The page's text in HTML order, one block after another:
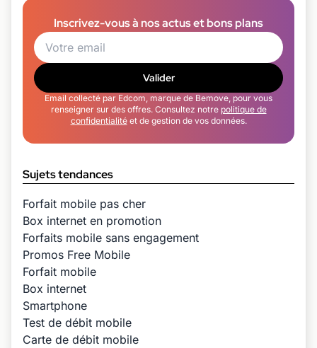
Inscrivez-vous à nos actus et bons plans
Valider
Email collecté par Edcom, marque de Bemove, pour vous
renseigner sur des offres. Consultez notre politique de
confidentialitéet de gestion de vos données.
Sujets tendances
Forfait mobile pas cher
Box internet en promotion
Forfaits mobile sans engagement
Promos Free Mobile
Forfait mobile
Box internet
Smartphone
Test de débit mobile
Carte de débit mobile